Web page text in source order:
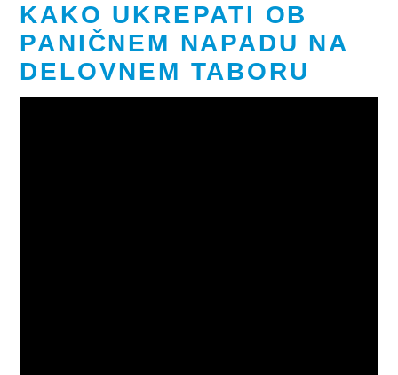
KAKO UKREPATI OB
PANIČNEM NAPADU NA
DELOVNEM TABORU